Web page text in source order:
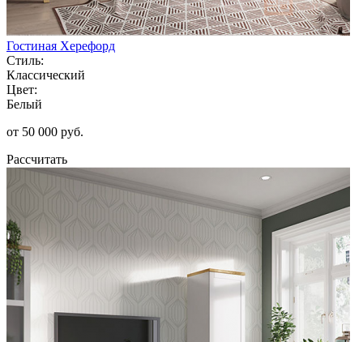
Гостиная Херефорд
Стиль:
Классический
Цвет:
Белый
от 50 000 руб.
Рассчитать